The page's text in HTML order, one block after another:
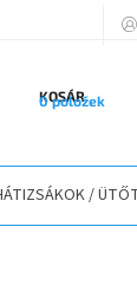
KOSÁR
0 položek
/